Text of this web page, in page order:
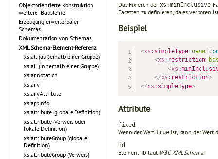
Objektorientierte Konstruktion
weiterer Bausteine
Erzeugung erweiterbarer
Schemas
Dokumentation von Schemas
XML Schema-Element-Referenz
xs:all (außerhalb einer Gruppe)
xs:all (innerhalb einer Gruppe)
xs:annotation
xs:any
xs:anyAttribute
xs:appinfo
xs:attribute (globale Definition)
xs:attribute (Verweis oder
lokale Definition)
xs:attributeGroup (globale
Definition)
xs:attributeGroup (Verweis)
Das Fixieren der xs:minInclusive-
Facetten zu definieren, da es verboten
Beispiel
<xs: simpleType name="
<xs: restriction
<xs:
</xs: restriction>
</xs: simpleType>
Attribute
fixed
Wenn der Wert true ist, kann der Wert
id
Element-ID laut W3C XML Schema.